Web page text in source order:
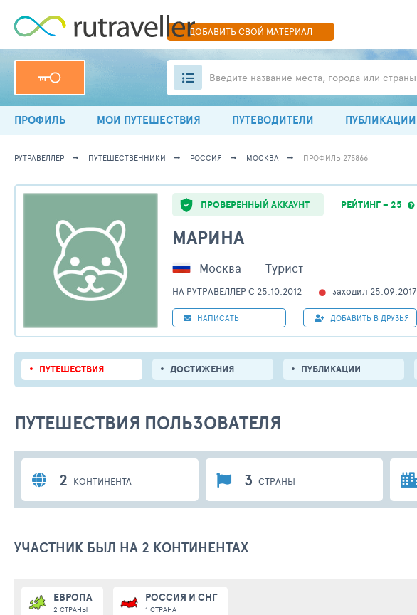
ДОБАВИТЬСВОЙ МАТЕРИАЛ
Введите название места, города или страны
ПРОФИЛЬ МОИ ПУТЕШЕСТВИЯ ПУТЕВОДИТЕЛИ ПУБЛИКАЦИИ
РУТРАВЕЛЛЕР ПУТЕШЕСТВЕННИКИ РОССИЯ МОСКВА ПРОФИЛЬ 275866
ПРОВЕРЕННЫЙ АККАУНТ РЕЙТИНГ + 25
МАРИНА
Москва Турист
НА РУТРАВЕЛЛЕР C 25.10.2012 заходил 25.09.2017
НАПИСАТЬ ДОБАВИТЬ В ДРУЗЬЯ
ПУТЕШЕСТВИЯ ДОСТИЖЕНИЯ ПУБЛИКАЦИИ
ПУТЕШЕСТВИЯ ПОЛЬЗОВАТЕЛЯ
2 КОНТИНЕНТА 3 СТРАНЫ
УЧАСТНИК БЫЛ НА 2 КОНТИНЕНТАХ
ЕВРОПА
2 СТРАНЫ
РОССИЯ И СНГ
1 СТРАНА